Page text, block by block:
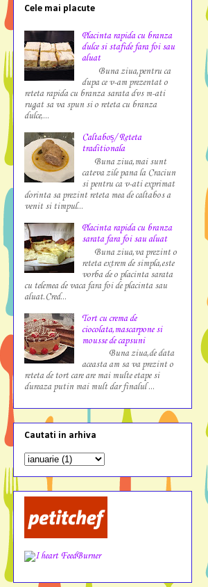
Cele mai placute
Placinta rapida cu branza
dulce si stafide fara foi sau
aluat
Buna ziua,pentru ca
dupa ce v-am prezentat o
reteta rapida cu branza sarata dvs m-ati
rugat sa va spun si o reteta cu branza
dulce,...
Caltaboș/ Reteta
traditionala
Buna ziua,mai sunt
cateva zile pana la Craciun
si pentru ca v-ati exprimat
dorinta sa prezint reteta mea de caltabos a
venit si timpul...
Placinta rapida cu branza
sarata fara foi sau aluat
Buna ziua,va prezint o
reteta extrem de simpla,este
vorba de o placinta sarata
cu telemea de vaca fara foi de placinta sau
aluat.Cred...
Tort cu crema de
ciocolata,mascarpone si
mousse de capsuni
Buna ziua,de data
aceasta am sa va prezint o
reteta de tort care are mai multe etape si
dureaza putin mai mult dar finalul ...
Cautati in arhiva